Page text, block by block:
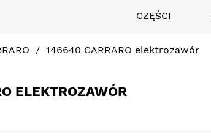
CZĘŚCI
146640 CARRARO elektrozawór
ELEKTROZAWÓR